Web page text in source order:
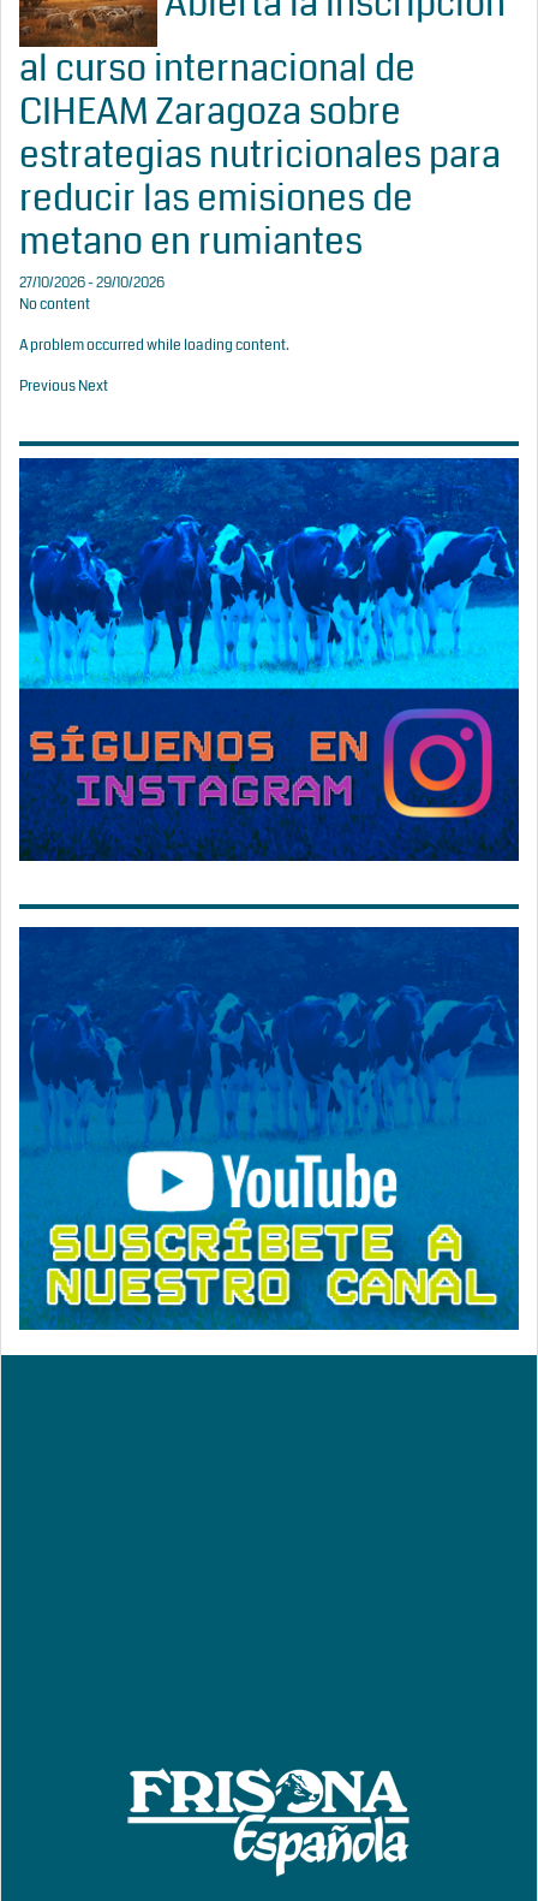
al curso internacional de
CIHEAM Zaragoza sobre
estrategias nutricionales para
reducir las emisiones de
metano en rumiantes
27/10/2026 - 29/10/2026
No content
A problem occurred while loading content.
PreviousNext